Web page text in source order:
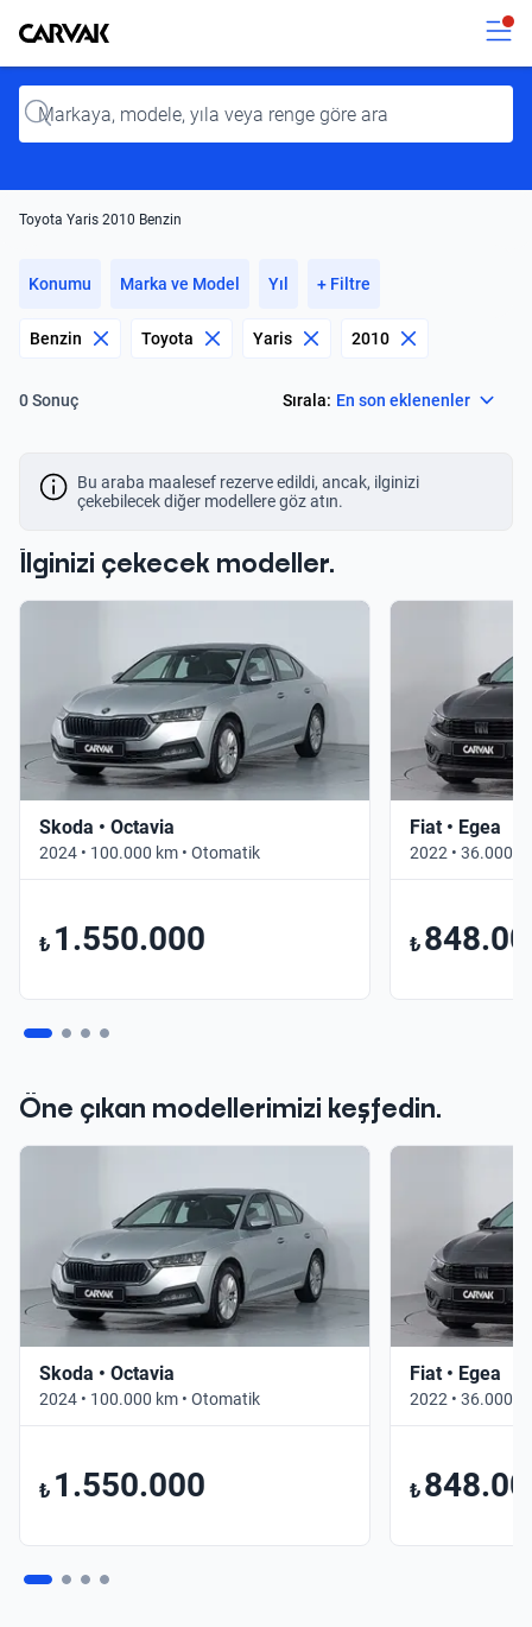
Kavak
Input
Toyota Yaris 2010 Benzin
Konumu Marka ve Model Yıl + Filtre
Benzin Toyota Yaris 2010
0 Sonuç Sırala: En son eklenenler
Bu araba maalesef rezerve edildi, ancak, ilginizi
çekebilecek diğer modellere göz atın.
İlginizi çekecek modeller.
Skoda • Octavia
2024 • 100.000 km • Otomatik
₺ 1.550.000
Fiat • Egea
2022 • 36.000
₺
Öne çıkan modellerimizi keşfedin.
Skoda • Octavia
2024 • 100.000 km • Otomatik
₺ 1.550.000
Fiat • Egea
2022 • 36.000
₺